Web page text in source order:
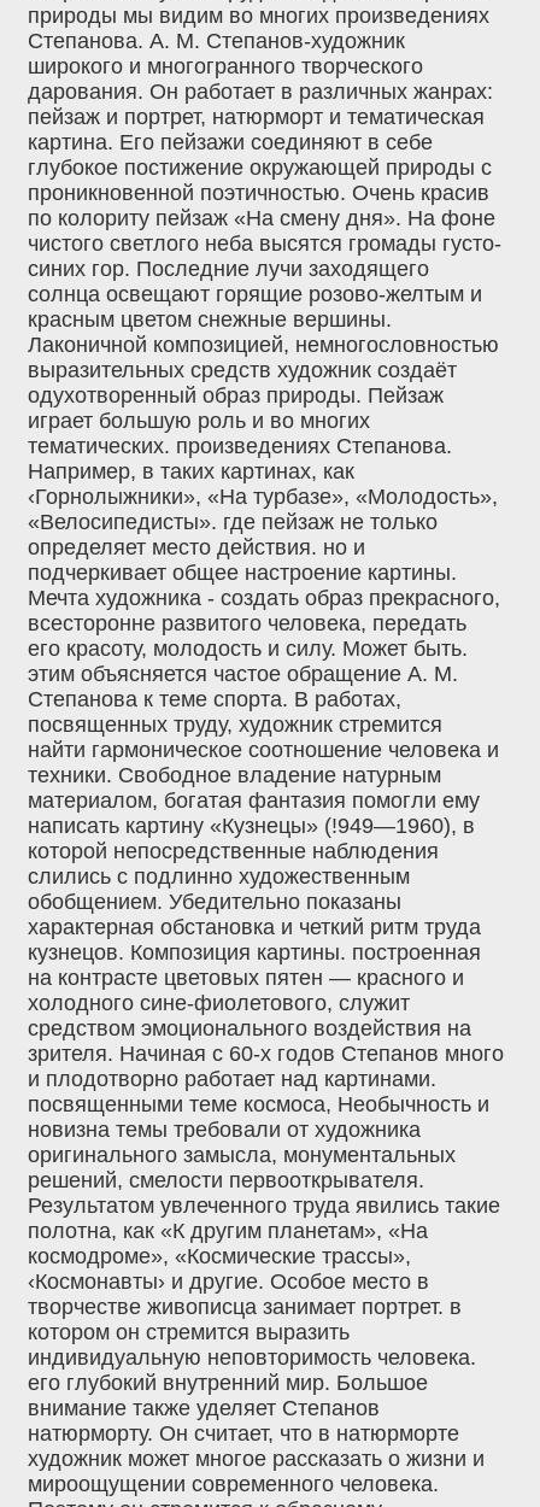
природы мы видим во многих произведениях
Степанова. А. М. Степанов-художник
широкого и многогранного творческого
дарования. Он работает в различных жанрах:
пейзаж и портрет, натюрморт и тематическая
картина. Его пейзажи соединяют в себе
глубокое постижение окружающей природы с
проникновенной поэтичностью. Очень красив
по колориту пейзаж «На смену дня». На фоне
чистого светлого неба высятся громады густо-
синих гор. Последние лучи заходящего
солнца освещают горящие розово-желтым и
красным цветом снежные вершины.
Лаконичной композицией, немногословностью
выразительных средств художник создаёт
одухотворенный образ природы. Пейзаж
играет большую роль и во многих
тематических. произведениях Степанова.
Например, в таких картинах, как
‹Горнолыжники», «На турбазе», «Молодость»,
«Велосипедисты». где пейзаж не только
определяет место действия. но и
подчеркивает общее настроение картины.
Мечта художника - создать образ прекрасного,
всесторонне развитого человека, передать
его красоту, молодость и силу. Может быть.
этим объясняется частое обращение А. М.
Степанова к теме спорта. В работах,
посвященных труду, художник стремится
найти гармоническое соотношение человека и
техники. Свободное владение натурным
материалом, богатая фантазия помогли ему
написать картину «Кузнецы» (!949—1960), в
которой непосредственные наблюдения
слились с подлинно художественным
обобщением. Убедительно показаны
характерная обстановка и четкий ритм труда
кузнецов. Композиция картины. построенная
на контрасте цветовых пятен — красного и
холодного сине-фиолетового, служит
средством эмоционального воздействия на
зрителя. Начиная с 60-х годов Степанов много
и плодотворно работает над картинами.
посвященными теме космоса, Необычность и
новизна темы требовали от художника
оригинального замысла, монументальных
решений, смелости первооткрывателя.
Результатом увлеченного труда явились такие
полотна, как «К другим планетам», «На
космодроме», «Космические трассы»,
‹Космонавты› и другие. Особое место в
творчестве живописца занимает портрет. в
котором он стремится выразить
индивидуальную неповторимость человека.
его глубокий внутренний мир. Большое
внимание также уделяет Степанов
натюрморту. Он считает, что в натюрморте
художник может многое рассказать о жизни и
мироощущении современного человека.